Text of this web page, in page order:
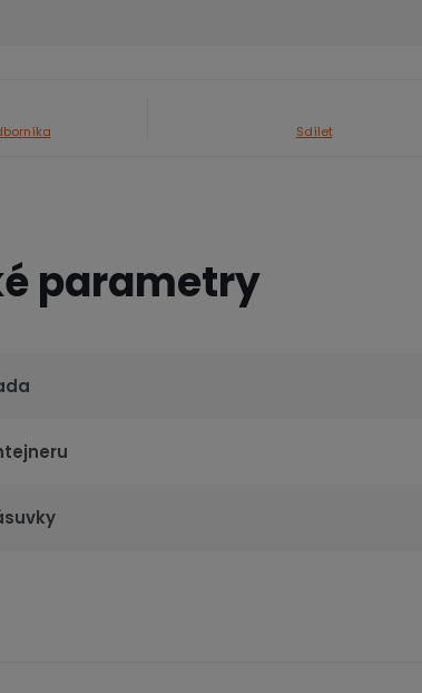
Sdílet
parametry